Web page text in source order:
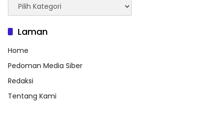
Laman
Home
Pedoman Media Siber
Redaksi
Tentang Kami